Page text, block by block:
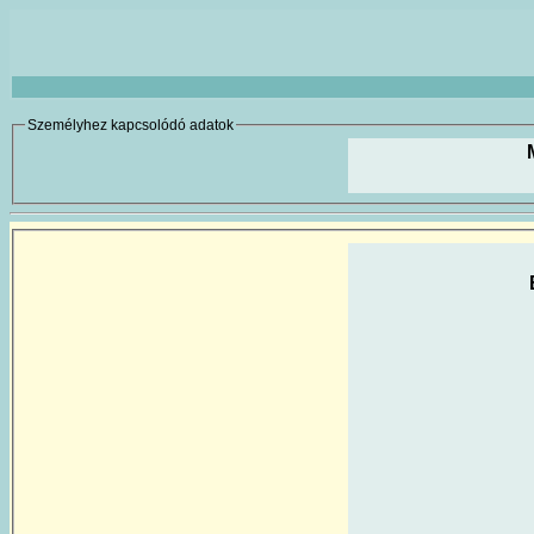
Személyhez kapcsolódó adatok